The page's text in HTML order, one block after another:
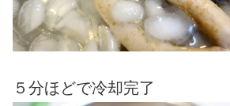
５分ほどで冷却完了